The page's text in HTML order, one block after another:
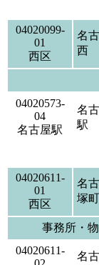
04020099-
01
西区
名
西
04020573-
04
名古屋駅
名
駅
04020611-
01
西区
名
塚町
事務所・
04020611-
名